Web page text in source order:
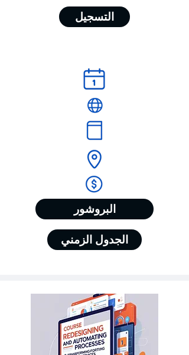
التسجيل
البروشور
الجدول الزمني